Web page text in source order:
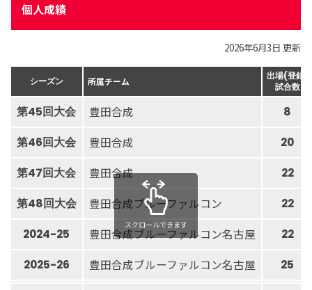
個人成績
2026年6月3日 更新
シーズン 所属チーム
出場(登録)
試合数
第45回大会 豊田合成 8
第46回大会 豊田合成 20
第47回大会 豊田合成 22
第48回大会 豊田合成ブルーファルコン 22
2024-25 豊田合成ブルーファルコン名古屋 22
2025-26 豊田合成ブルーファルコン名古屋 25
スクロールできます